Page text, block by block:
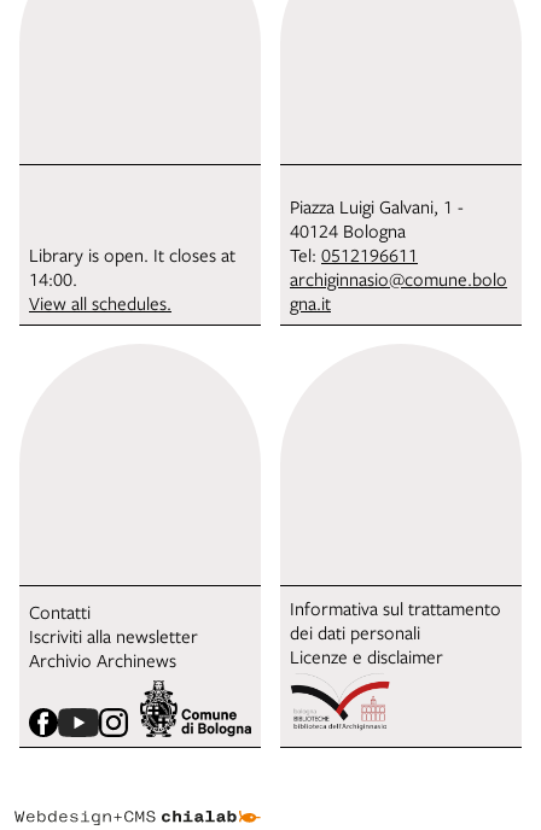
Library is open. It closes at
14:00.
View all schedules.
Piazza Luigi Galvani, 1 -
40124 Bologna
Tel: 0512196611
archiginnasio@comune.bolo
gna.it
Contatti
Iscriviti alla newsletter
Archivio Archinews
Informativa sul trattamento
dei dati personali
Licenze e disclaimer